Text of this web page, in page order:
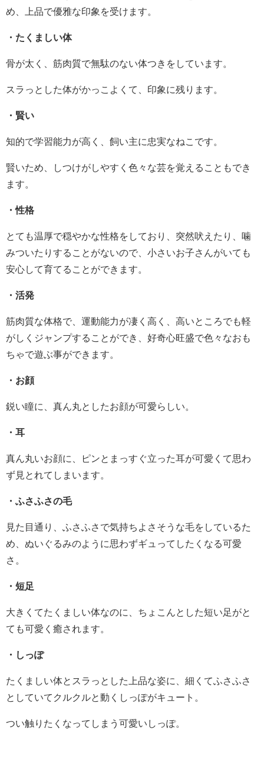
め、上品で優雅な印象を受けます。
・たくましい体
骨が太く、筋肉質で無駄のない体つきをしています。
スラっとした体がかっこよくて、印象に残ります。
・賢い
知的で学習能力が高く、飼い主に忠実なねこです。
賢いため、しつけがしやすく色々な芸を覚えることもでき
ます。
・性格
とても温厚で穏やかな性格をしており、突然吠えたり、噛
みついたりすることがないので、小さいお子さんがいても
安心して育てることができます。
・活発
筋肉質な体格で、運動能力が凄く高く、高いところでも軽
がしくジャンプすることができ、好奇心旺盛で色々なおも
ちゃで遊ぶ事ができます。
・お顔
鋭い瞳に、真ん丸としたお顔が可愛らしい。
・耳
真ん丸いお顔に、ピンとまっすぐ立った耳が可愛くて思わ
ず見とれてしまいます。
・ふさふさの毛
見た目通り、ふさふさで気持ちよさそうな毛をしているた
め、ぬいぐるみのように思わずギュってしたくなる可愛
さ。
・短足
大きくてたくましい体なのに、ちょこんとした短い足がと
ても可愛く癒されます。
・しっぽ
たくましい体とスラっとした上品な姿に、細くてふさふさ
としていてクルクルと動くしっぽがキュート。
つい触りたくなってしまう可愛いしっぽ。